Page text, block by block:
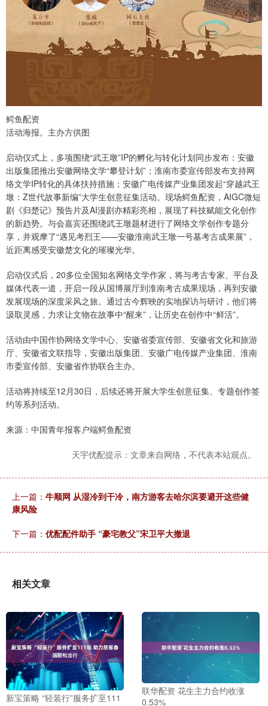
鳄鱼配资
活动海报。主办方供图
启动仪式上，多项围绕“武王墩”IP的孵化与转化计划同步发布：安徽
出版集团推出安徽网络文学“攀登计划”；淮南市委宣传部发布支持网
络文学IP转化的具体扶持措施；安徽广电传媒产业集团发起“穿越武王
墩：Z世代故事新编”大学生创意征集活动。现场鳄鱼配资，AIGC微短
剧《归楚记》预告片及AI漫剧亦精彩亮相，展现了科技赋能文化创作
的新趋势。与会嘉宾还围绕武王墩题材进行了网络文学创作专题分
享，并观摩了“遇见考烈王——安徽淮南武王墩一号墓考古成果展”，
近距离感受安徽楚文化的璀璨光华。
启动仪式后，20多位全国知名网络文学作家，将与考古专家、平台及
媒体代表一道，开启一段从国博展厅到淮南考古成果现场，再到安徽
发展现场的深度采风之旅。通过古今辉映的实地探访与研讨，他们将
汲取灵感，力求让文物在故事中“醒来”，让历史在创作中“鲜活”。
活动由中国作协网络文学中心、安徽省委宣传部、安徽省文化和旅游
厅、安徽省文联指导，安徽出版集团、安徽广电传媒产业集团、淮南
市委宣传部、安徽省作协联合主办。
活动将持续至12月30日，后续还将开展大学生创意征集、专题创作签
约等系列活动。
来源：中国青年报客户端鳄鱼配资
天宇优配提示：文章来自网络，不代表本站观点。
上一篇： 牛顺网 从湿冷到干冷，南方游客去哈尔滨要避开这些健
康风险
下一篇： 优配配件助手 “豪宅教父”宋卫平大撤退
相关文章
新宝策略 “轻装行”服务扩至111
联华配资 花生主力合约收涨
0.53%